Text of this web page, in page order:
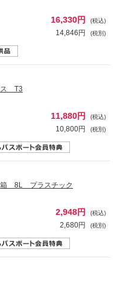
16,330円 (税込)
14,846円 (税別)
ス T3
11,880円 (税込)
10,800円 (税別)
箱 8L プラスチック
2,948円 (税込)
2,680円 (税別)